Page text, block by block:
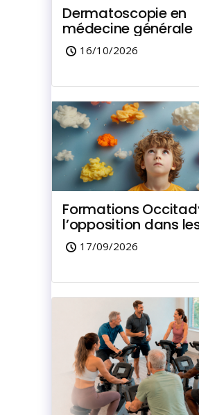
Dermatoscopie en
médecine générale
16/10/2026
Formations
l’opposition dans
troubles de l’enfant
l’adolescent
17/09/2026